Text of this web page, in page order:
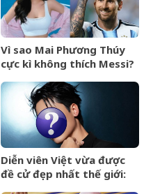
Vì sao Mai Phương Thúy
cực kì không thích Messi?
Diễn viên Việt vừa được
đề cử đẹp nhất thế giới: